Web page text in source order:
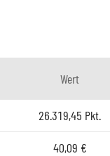
Wert
26.319,45 Pkt.
40,09 €